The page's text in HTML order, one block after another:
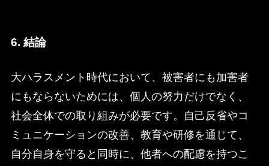
6. 結論
大ハラスメント時代において、被害者にも加害者
にもならないためには、個人の努力だけでなく、
社会全体での取り組みが必要です。自己反省やコ
ミュニケーションの改善、教育や研修を通じて、
自分自身を守ると同時に、他者への配慮を持つこ